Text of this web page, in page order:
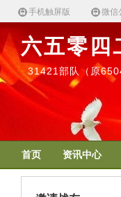
手机触屏版 微信
六五零四
31421部队（原
首页 资讯中心